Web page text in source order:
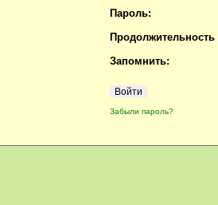
Пароль:
Продолжительность
Запомнить:
Забыли пароль?